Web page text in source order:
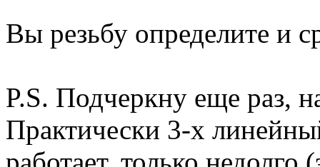
Вы резьбу определите и
P.S. Подчеркну еще раз,
Практически 3-х